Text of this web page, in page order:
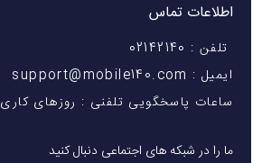
اطلاعات تماس
تلفن : 02142140
ایمیل : support@mobile140.com
ساعات پاسخگویی تلفنی : روزهای کاری 9 الی 21
ما را در شبکه های اجتماعی دنبال کنید